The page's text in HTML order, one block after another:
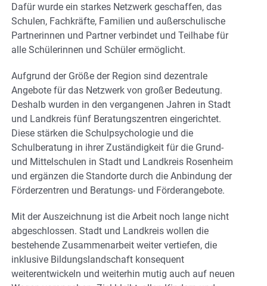
Dafür wurde ein starkes Netzwerk geschaffen, das
Schulen, Fachkräfte, Familien und außerschulische
Partnerinnen und Partner verbindet und Teilhabe für
alle Schülerinnen und Schüler ermöglicht.
Aufgrund der Größe der Region sind dezentrale
Angebote für das Netzwerk von großer Bedeutung.
Deshalb wurden in den vergangenen Jahren in Stadt
und Landkreis fünf Beratungszentren eingerichtet.
Diese stärken die Schulpsychologie und die
Schulberatung in ihrer Zuständigkeit für die Grund-
und Mittelschulen in Stadt und Landkreis Rosenheim
und ergänzen die Standorte durch die Anbindung der
Förderzentren und Beratungs- und Förderangebote.
Mit der Auszeichnung ist die Arbeit noch lange nicht
abgeschlossen. Stadt und Landkreis wollen die
bestehende Zusammenarbeit weiter vertiefen, die
inklusive Bildungslandschaft konsequent
weiterentwickeln und weiterhin mutig auch auf neuen